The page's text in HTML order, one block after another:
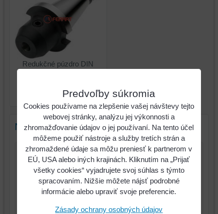
Redukčné púzdro DIN
Kemmler
Nový komentár
Názov:
Meno:*
Predvoľby súkromia
Cookies používame na zlepšenie vašej návštevy tejto
webovej stránky, analýzu jej výkonnosti a
zhromažďovanie údajov o jej používaní. Na tento účel
môžeme použiť nástroje a služby tretích strán a
zhromaždené údaje sa môžu preniesť k partnerom v
EÚ, USA alebo iných krajinách. Kliknutím na „Prijať
všetky cookies“ vyjadrujete svoj súhlas s týmto
spracovaním. Nižšie môžete nájsť podrobné
informácie alebo upraviť svoje preferencie.
Zásady ochrany osobných údajov